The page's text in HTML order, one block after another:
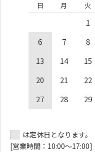
日 月 火
1
6
7 8
13
14 15
20
21 22
27
28 29
は定休日となります。
[営業時間：10:00～17:00]